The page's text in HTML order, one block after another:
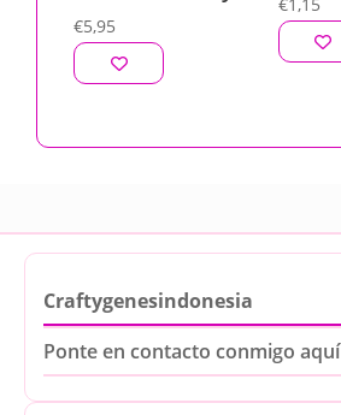
€5,95
Craftygenesindonesia
Ponte en contacto conmigo aquí